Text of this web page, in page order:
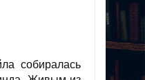
собиралась